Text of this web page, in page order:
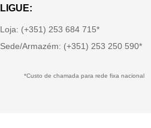
LIGUE:
Loja: (+351) 253 684 715*
Sede/Armazém: (+351) 253 250 590*
*Custo de chamada para rede fixa nacional